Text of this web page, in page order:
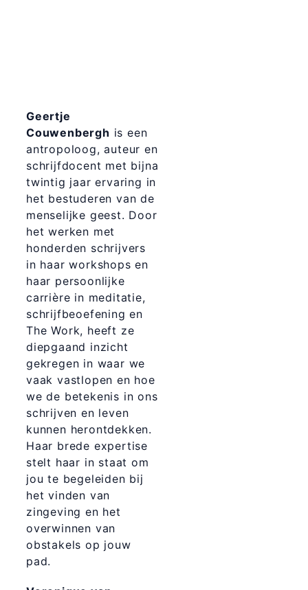
Geertje
Couwenbergh is een
antropoloog, auteur en
schrijfdocent met bijna
twintig jaar ervaring in
het bestuderen van de
menselijke geest. Door
het werken met
honderden schrijvers
in haar workshops en
haar persoonlijke
carrière in meditatie,
schrijfbeoefening en
The Work, heeft ze
diepgaand inzicht
gekregen in waar we
vaak vastlopen en hoe
we de betekenis in ons
schrijven en leven
kunnen herontdekken.
Haar brede expertise
stelt haar in staat om
jou te begeleiden bij
het vinden van
zingeving en het
overwinnen van
obstakels op jouw
pad.